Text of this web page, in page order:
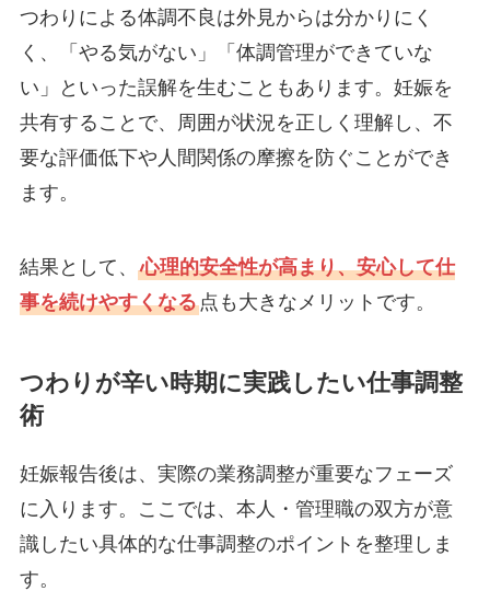
つわりによる体調不良は外見からは分かりにく
く、「やる気がない」「体調管理ができていな
い」といった誤解を生むこともあります。妊娠を
共有することで、周囲が状況を正しく理解し、不
要な評価低下や人間関係の摩擦を防ぐことができ
ます。
結果として、 心理的安全性が高まり、安心して仕
事を続けやすくなる点も大きなメリットです。
つわりが辛い時期に実践したい仕事調整
術
妊娠報告後は、実際の業務調整が重要なフェーズ
に入ります。ここでは、本人・管理職の双方が意
識したい具体的な仕事調整のポイントを整理しま
す。